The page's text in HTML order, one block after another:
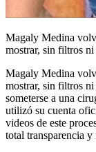
Magaly Medina
mostrar, sin filtros ni
Magaly Medina
mostrar, sin filtros ni
someterse a una
utilizó su cuenta
videos de este
total transparencia y